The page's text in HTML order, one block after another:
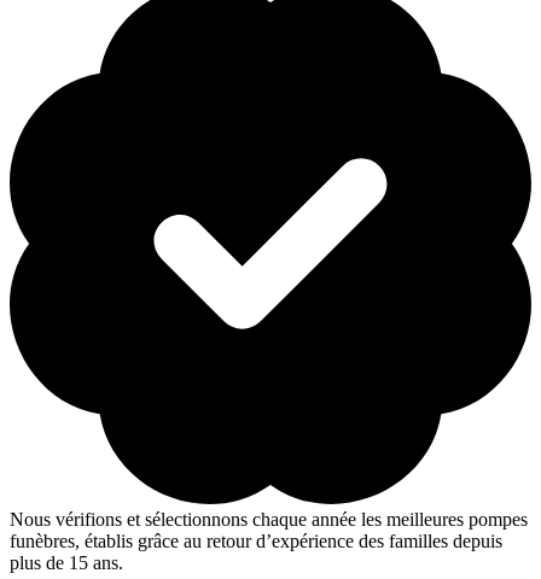
Nous vérifions et sélectionnons chaque année les meilleures pompes
funèbres, établis grâce au retour d’expérience des familles depuis
plus de 15 ans.